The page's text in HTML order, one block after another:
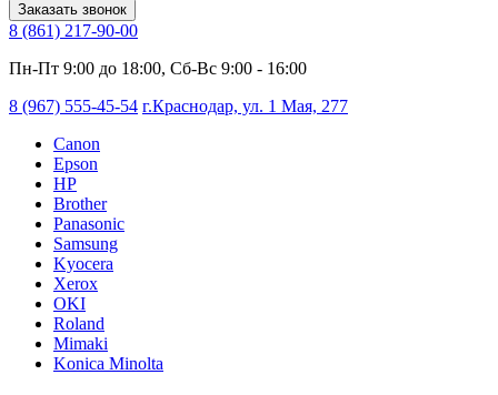
Заказать звонок
8 (861) 217-90-00
Пн-Пт 9:00 до 18:00, Сб-Вс 9:00 - 16:00
8 (967) 555-45-54 г.Краснодар, ул. 1 Мая, 277
Canon
Epson
HP
Brother
Panasonic
Samsung
Kyocera
Xerox
OKI
Roland
Mimaki
Konica Minolta